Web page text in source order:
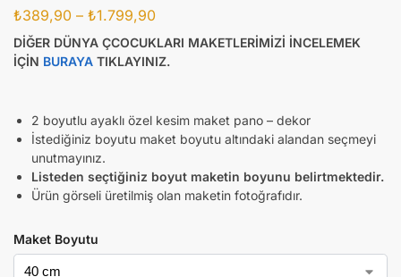
₺389,90 – ₺1.799,90
DİĞER DÜNYA ÇCOCUKLARI MAKETLERİMİZİ İNCELEMEK
İÇİN BURAYA TIKLAYINIZ.
2 boyutlu ayaklı özel kesim maket pano – dekor
İstediğiniz boyutu maket boyutu altındaki alandan seçmeyi
unutmayınız.
Listeden seçtiğiniz boyut maketin boyunu belirtmektedir.
Ürün görseli üretilmiş olan maketin fotoğrafıdır.
Maket Boyutu